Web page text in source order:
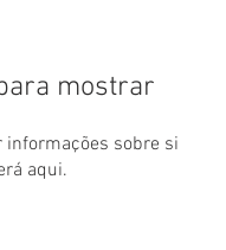
mostrar
informações sobre si
aqui.